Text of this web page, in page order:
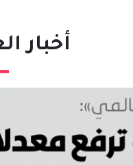
أخبار